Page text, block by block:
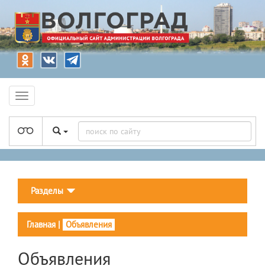
Разделы
Главная | Объявления
Объявления